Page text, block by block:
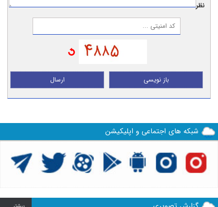
نظر:
ارسال باز نویسی
شبکه های اجتماعی و اپلیکیشن